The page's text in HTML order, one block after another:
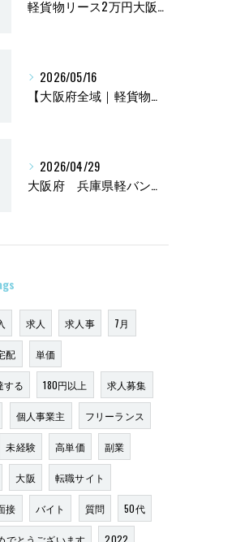
軽貨物リース2万円大阪兵庫京都黒ナンバー
2026/05/16
【大阪府全域｜軽貨物ドライバー募集】平均報酬47万円
2026/04/29
大阪府 兵庫県軽バンリース黒ナンバー軽貨物2万円
求人 求人事 7月
配 単価
する 180円以上 求人募集
個人事業主 フリーランス
未経験 高単価 副業
大阪 転職サイト
接 バイト 質問 50代
でとうございます 2022